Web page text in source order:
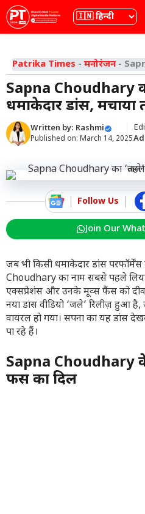
Skip
to
content
भाषा
Patrika Times - मनोरंजन -
Sapna Choudhary
धमाकेदार डांस, मचाया
Written by: Rashmi
Published on: March 14, 2025
Follow Us
Join Our
जब भी किसी धमाकेदार डांस परफॉर्मेंस
Choudhary का नाम सबसे पहले
एक्सप्रेशंस और उनके मूव्स फैंस को
नया डांस वीडियो ‘जले’ रिलीज़ हुआ
वायरल हो गया। सपना का यह डांस
पा रहे हैं।
Sapna Choudhary
फैंस का दिल